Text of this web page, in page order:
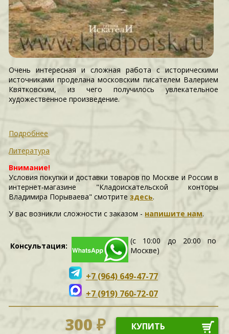
Очень интересная и сложная работа с историческими
источниками проделана московским писателем Валерием
Квятковским, из чего получилось увлекательное
художественное произведение.
Подробнее
Литература
Внимание!
Условия покупки и доставки товаров по Москве и России в
интернет-магазине "Кладоискательской конторы
Владимира Порываева" смотритездесь.
У вас возникли сложности c заказом - напишите нам.
Консультация:
(с 10:00 до 20:00 по
Москве)
+7 (964) 649-47-77
+7 (919) 760-72-07
300 ₽ КУПИТЬ